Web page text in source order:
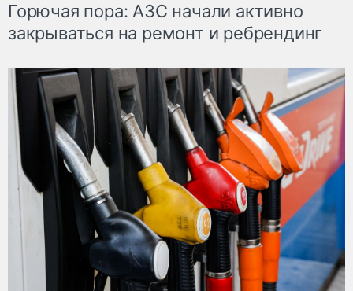
Горючая пора: АЗС начали активно
закрываться на ремонт и ребрендинг